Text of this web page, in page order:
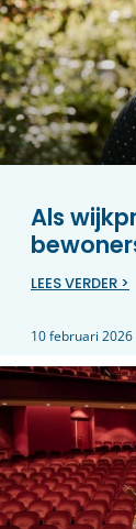
Als
LEES VERDER >
10 februari 2026